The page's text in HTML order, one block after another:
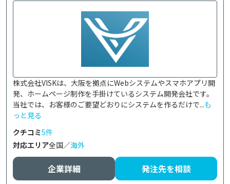
株式会社VISKは、大阪を拠点にWebシステムやスマホアプリ開
発、ホームページ制作を手掛けているシステム開発会社です。
当社では、お客様のご要望どおりにシステムを作るだけで...も
っと見る
クチコミ5件
対応エリア全国／海外
企業詳細 発注先を相談